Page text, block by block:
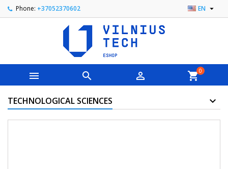
Phone: +37052370602 EN 
   shopping_cart0
TECHNOLOGICAL SCIENCES